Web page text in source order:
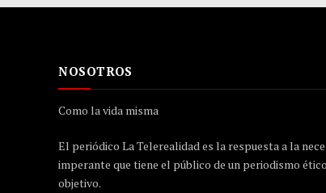
NOSOTROS
Como la vida misma
El periódico La Telerealidad es la respuesta a la
imperante que tiene el público de un periodismo
objetivo.